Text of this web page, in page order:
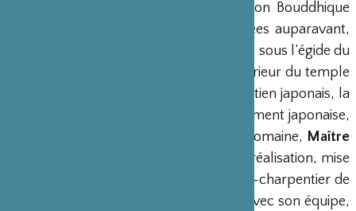
dans le jardin des Galeries du Panthéon Bouddhique
ouvertes au public quelques dix années auparavant,
un exceptionnel pavillon de thé. Menée sous l’égide du
, ancien supérieur du temple
Daitoku-ji, et grâce à un comité de soutien japonais, la
conception de ce chashitsu fut entièrement japonaise,
confiée à un architecte insigne de ce domaine, Maître
, de même que sa réalisation, mise
en œuvre à Paris par un grand maître-charpentier de
. Avec son équipe,